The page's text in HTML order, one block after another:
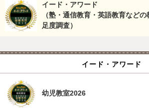
イード・アワード
（塾・通信教育・英語教育など
足度調査）
イード・アワード
幼児教室2026